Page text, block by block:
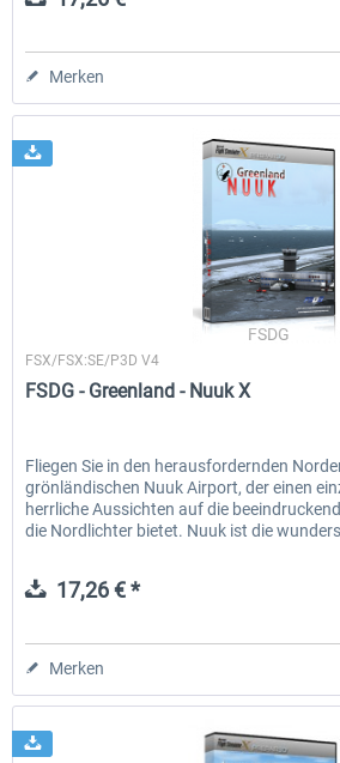
Merken
FSDG
FSX/FSX:SE/P3D V4
FSDG - Greenland - Nuuk X
Fliegen Sie in den herausfordernden
grönländischen Nuuk Airport, der einen
herrliche Aussichten auf die
die Nordlichter bietet. Nuuk ist die
17,26 € *
Merken